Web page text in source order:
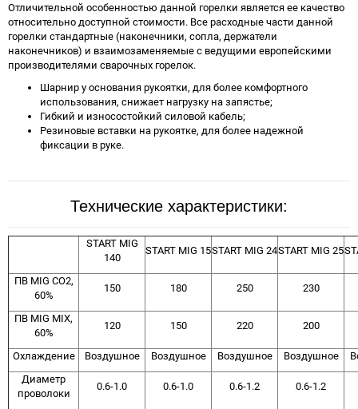
Отличительной особенностью данной горелки является ее качество
относительно доступной стоимости. Все расходные части данной
горелки стандартные (наконечники, сопла, держатели
наконечников) и взаимозаменяемые с ведущими европейскими
производителями сварочных горелок.
Шарнир у основания рукоятки, для более комфортного
использования, снижает нагрузку на запястье;
Гибкий и износостойкий силовой кабель;
Резиновые вставки на рукоятке, для более надежной
фиксации в руке.
Технические характеристики:
START MIG
140
START MIG 15START MIG 24START MIG 25
ПВ MIG CO2,
60%
150 180 250 230
ПВ MIG MIX,
60%
120 150 220 200
Охлаждение Воздушное Воздушное Воздушное Воздушное
Диаметр
проволоки
0.6-1.0 0.6-1.0 0.6-1.2 0.6-1.2